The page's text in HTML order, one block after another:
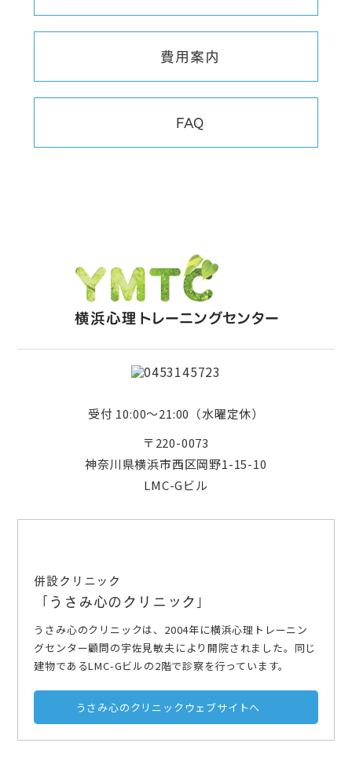
費用案内
FAQ
受付 10:00～21:00（水曜定休）
〒220-0073
神奈川県横浜市西区岡野1-15-10
LMC-Gビル
併設クリニック
「うさみ心のクリニック」
うさみ心のクリニックは、2004年に横浜心理トレーニン
グセンター顧問の宇佐見敏夫により開院されました。同じ
建物であるLMC-Gビルの2階で診察を行っています。
うさみ心のクリニックウェブサイトへ